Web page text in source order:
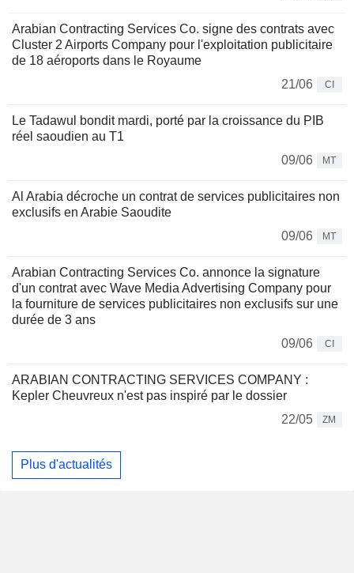
Arabian Contracting Services Co. signe des contrats avec
Cluster 2 Airports Company pour l'exploitation publicitaire
de 18 aéroports dans le Royaume
21/06
CI
Le Tadawul bondit mardi, porté par la croissance du PIB
réel saoudien au T1
09/06
MT
Al Arabia décroche un contrat de services publicitaires non
exclusifs en Arabie Saoudite
09/06
MT
Arabian Contracting Services Co. annonce la signature
d'un contrat avec Wave Media Advertising Company pour
la fourniture de services publicitaires non exclusifs sur une
durée de 3 ans
09/06
CI
ARABIAN CONTRACTING SERVICES COMPANY :
Kepler Cheuvreux n'est pas inspiré par le dossier
22/05
ZM
Plus d'actualités